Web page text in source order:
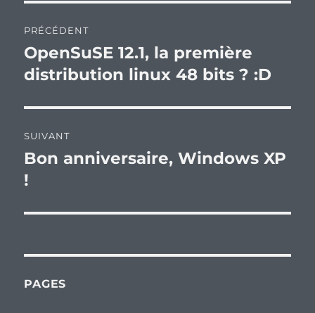
de
l’article
PRÉCÉDENT
Publication
précédente :
OpenSuSE 12.1, la première
distribution linux 48 bits ? :D
SUIVANT
Publication
suivante :
Bon anniversaire, Windows XP
!
PAGES